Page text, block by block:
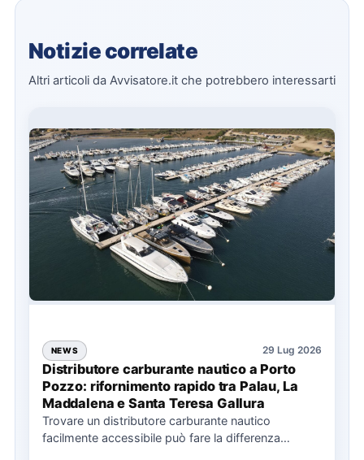
Notizie correlate
Altri articoli da Avvisatore.it che potrebbero interessarti
NEWS 29 Lug 2026
Distributore carburante nautico a Porto
Pozzo: rifornimento rapido tra Palau, La
Maddalena e Santa Teresa Gallura
Trovare un distributore carburante nautico
facilmente accessibile può fare la differenza